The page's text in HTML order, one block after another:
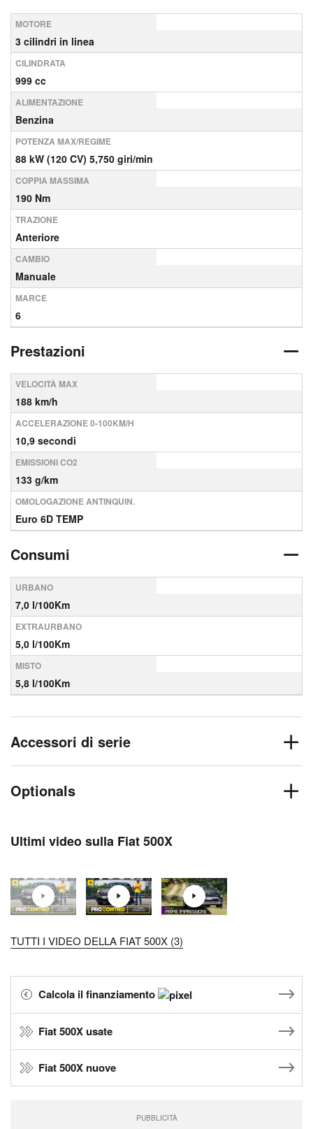
MOTORE
3 cilindri in linea
CILINDRATA
999 cc
ALIMENTAZIONE
Benzina
POTENZA MAX/REGIME
88 kW (120 CV) 5,750 giri/min
COPPIA MASSIMA
190 Nm
TRAZIONE
Anteriore
CAMBIO
Manuale
MARCE
6
Prestazioni
VELOCITÀ MAX
188 km/h
ACCELERAZIONE 0-100KM/H
10,9 secondi
EMISSIONI CO2
133 g/km
OMOLOGAZIONE ANTINQUIN.
Euro 6D TEMP
Consumi
URBANO
7,0 l/100Km
EXTRAURBANO
5,0 l/100Km
MISTO
5,8 l/100Km
Accessori di serie
Optionals
Ultimi video sulla Fiat 500X
TUTTI I VIDEO DELLA FIAT 500X (3)
Calcola il finanziamento
Fiat 500X usate
Fiat 500X nuove
PUBBLICITÀ